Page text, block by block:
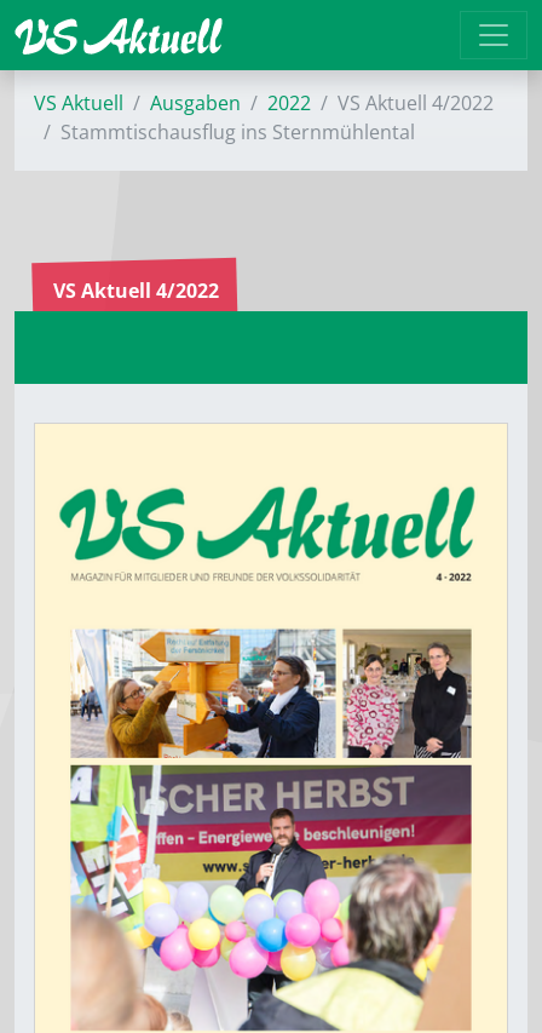
VS Aktuell Ausgaben 2022
VS Aktuell 4/2022
Stammtischausflug ins Sternmühlental
VS Aktuell 4/2022